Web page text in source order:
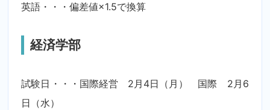
英語・・・偏差値×1.5で換算
経済学部
試験日・・・国際経営 2月4日（月） 国際 2月6
日（水）